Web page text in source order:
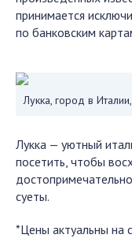
принимается
по банковским
Лукка, город в
Лукка — уютный
посетить, чтобы
суеты.
*Цены актуальны на